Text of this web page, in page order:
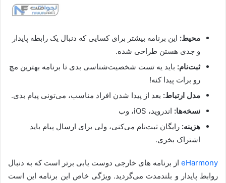
محیط: این برنامه بیشتر برای کسایی که دنبال یک رابطه پایدار
و جدی هستن طراحی شده.
ثبت‌نام: باید یه تست شخصیت‌شناسی بدی تا برنامه بهترین مچ
رو برات پیدا کنه!
مدل ارتباط: بعد از پیدا شدن افراد مناسب، می‌تونی پیام بدی.
نسخه‌ها: اندروید، iOS، وب
هزینه: رایگان ثبت‌نام می‌کنی، ولی برای ارسال پیام باید
اشتراک بخری.
eHarmony از برنامه های خارجی دوست یابی برتر است که به دنبال
روابط پایدار و بلندمدت می‌گردید. ویژگی خاص این برنامه این است